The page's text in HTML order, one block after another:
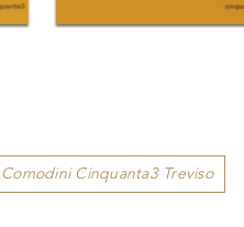
Comodini Cinquanta3 Treviso